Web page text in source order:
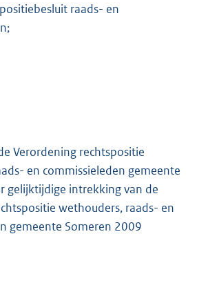
raads- en
Verordening rechtspositie
en commissieleden gemeente
gelijktijdige intrekking van de
wethouders, raads- en
gemeente Someren 2009